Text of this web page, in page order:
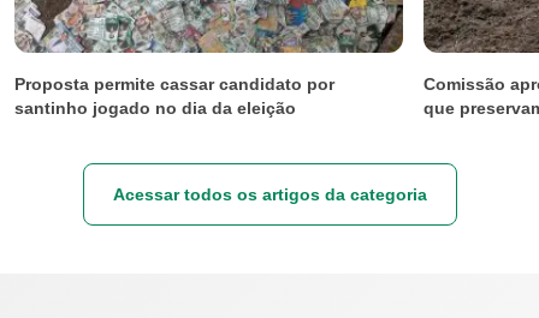
Proposta permite cassar candidato por
santinho jogado no dia da eleição
Comissão
que
Acessar todos os artigos da categoria